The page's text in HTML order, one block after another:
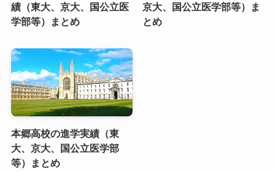
績（東大、京大、国公立医
学部等）まとめ
京大、国公立医学部等）ま
とめ
本郷高校の進学実績（東
大、京大、国公立医学部
等）まとめ